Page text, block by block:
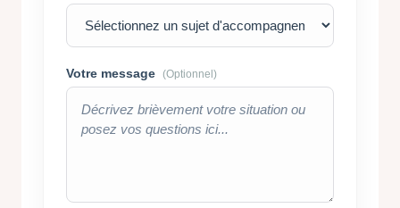
Votre message (Optionnel)